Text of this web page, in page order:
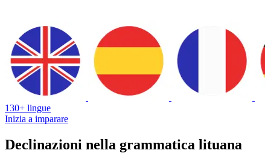
130+ lingue
Inizia a imparare
Declinazioni nella grammatica lituana